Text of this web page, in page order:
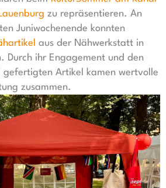
zu repräsentieren. An
Juniwochenende konnten
aus der Nähwerkstatt in
Durch ihr Engagement und den
gefertigten Artikel kamen wertvolle
zusammen.